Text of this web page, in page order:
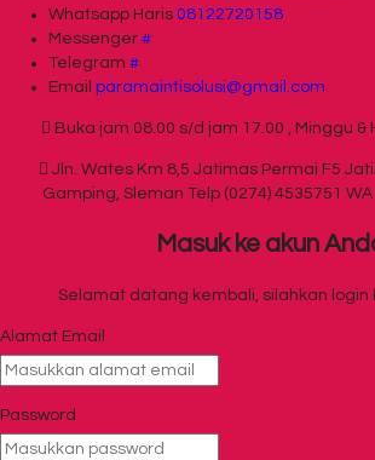
Whatsapp Haris 08122720158
Messenger #
Telegram #
Email paramaintisolusi@gmail.com
Buka jam 08.00 s/d jam 17.00 , Minggu &
Jln. Wates Km 8,5 Jatimas Permai F5
Gamping, Sleman Telp (0274) 4535751
Masuk ke akun
Selamat datang kembali, silahkan login
Alamat Email
Password